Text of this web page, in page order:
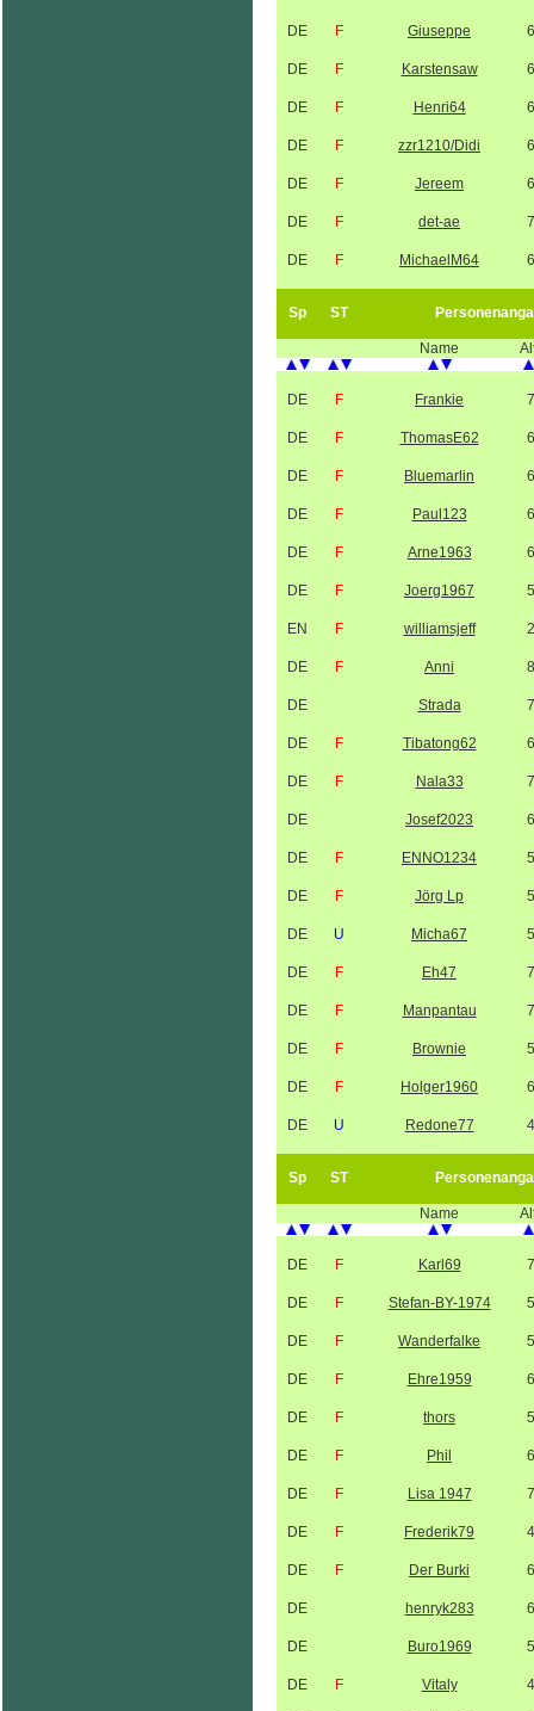
DE F Giuseppe
DE F Karstensaw
DE F Henri64
DE F zzr1210/Didi
DE F Jereem
DE F det-ae
DE F MichaelM64
Sp ST
Name
DE F Frankie
DE F ThomasE62
DE F Bluemarlin
DE F Paul123
DE F Arne1963
DE F Joerg1967
EN F williamsjeff
DE F Anni
DE Strada
DE F Tibatong62
DE F Nala33
DE Josef2023
DE F ENNO1234
DE F Jörg Lp
DE U Micha67
DE F Eh47
DE F Manpantau
DE F Brownie
DE F Holger1960
DE U Redone77
Sp ST
Name
DE F Karl69
DE F Stefan-BY-1974
DE F Wanderfalke
DE F Ehre1959
DE F thors
DE F Phil
DE F Lisa 1947
DE F Frederik79
DE F Der Burki
DE henryk283
DE Buro1969
DE F Vitaly